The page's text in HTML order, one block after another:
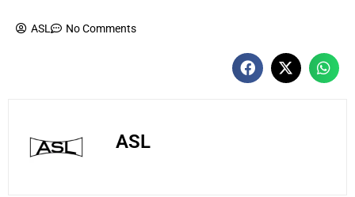
ASL No Comments
ASL